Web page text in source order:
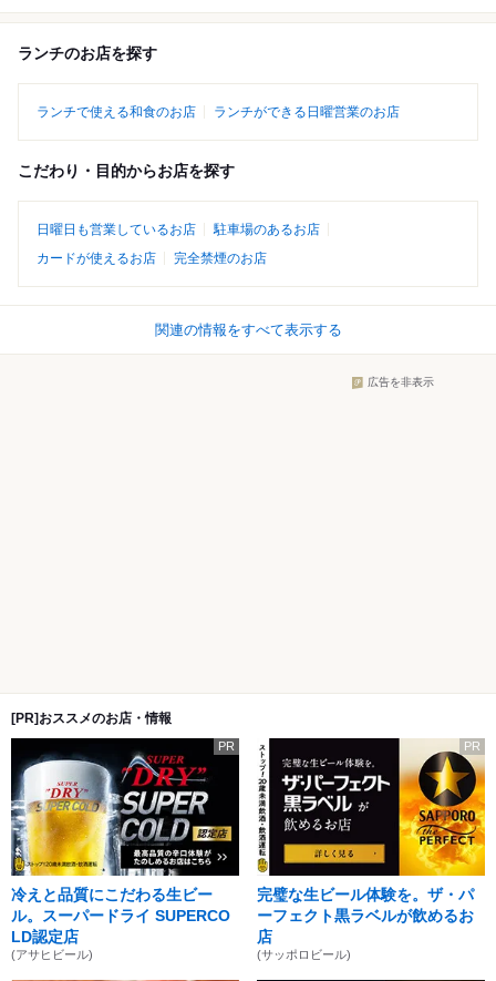
ランチのお店を探す
ランチで使える和食のお店 ランチができる日曜営業のお店
こだわり・目的からお店を探す
日曜日も営業しているお店
駐車場のあるお店
カードが使えるお店
完全禁煙のお店
関連の情報をすべて表示する
広告を非表示
[PR]おススメのお店・情報
PR
冷えと品質にこだわる生ビー
ル。スーパードライ SUPERCO
LD認定店
(アサヒビール)
PR
完璧な生ビール体験を。ザ・パ
ーフェクト黒ラベルが飲めるお
店
(サッポロビール)